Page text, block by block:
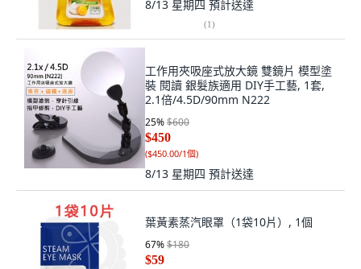
8/13 星期四 預計送達
(1)
工作用夾吸座式放大鏡 雙鏡片 模型塗
裝 閱讀 銀髮族適用 DIY手工藝, 1套,
2.1倍/4.5D/90mm N222
25%$600
$450
($450.00/1個)
8/13 星期四 預計送達
葉黃素蒸汽眼罩（1袋10片）, 1個
67%$180
$59